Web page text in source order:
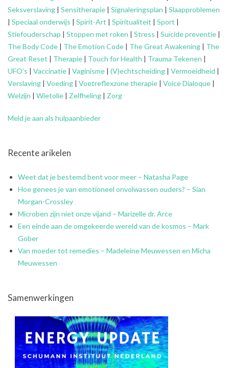
Seksverslaving | Sensitherapie | Signaleringsplan | Slaapproblemen
| Speciaal onderwijs | Spirit-Art | Spiritualiteit | Sport |
Stiefouderschap | Stoppen met roken | Stress | Suïcide preventie |
The Body Code | The Emotion Code | The Great Awakening | The
Great Reset | Therapie | Touch for Health | Trauma Tekenen |
UFO’s | Vaccinatie | Vaginisme | (V)echtscheiding | Vermoeidheid |
Verslaving | Voeding | Voetreflexzone therapie | Voice Dialoque |
Welzijn | Wietolie | Zelfheling | Zorg
Meld je aan als hulpaanbieder
Recente arikelen
Weet dat je bestemd bent voor meer – Natasha Page
Hoe genees je van emotioneel onvolwassen ouders? – Sian
Morgan-Crossley
Microben zijn niet onze vijand – Marizelle dr. Arce
Een einde aan de omgekeerde wereld van de kosmos – Mark
Gober
Van moeder tot remedies – Madeleine Meuwessen en Micha
Meuwessen
Samenwerkingen